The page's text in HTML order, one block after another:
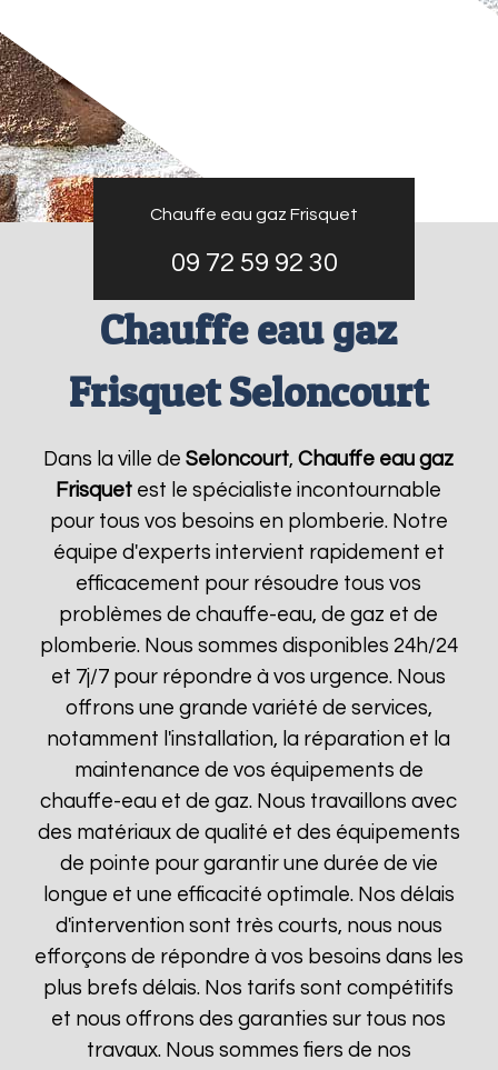
Chauffe eau gaz Frisquet
09 72 59 92 30
Chauffe eau gaz
Frisquet Seloncourt
Dans la ville deSeloncourt,Chauffe eau gaz
Frisquet est le spécialiste incontournable
pour tous vos besoins en plomberie. Notre
équipe d'experts intervient rapidement et
efficacement pour résoudre tous vos
problèmes de chauffe-eau, de gaz et de
plomberie. Nous sommes disponibles 24h/24
et 7j/7 pour répondre à vos urgence. Nous
offrons une grande variété de services,
notamment l'installation, la réparation et la
maintenance de vos équipements de
chauffe-eau et de gaz. Nous travaillons avec
des matériaux de qualité et des équipements
de pointe pour garantir une durée de vie
longue et une efficacité optimale. Nos délais
d'intervention sont très courts, nous nous
efforçons de répondre à vos besoins dans les
plus brefs délais. Nos tarifs sont compétitifs
et nous offrons des garanties sur tous nos
travaux. Nous sommes fiers de nos